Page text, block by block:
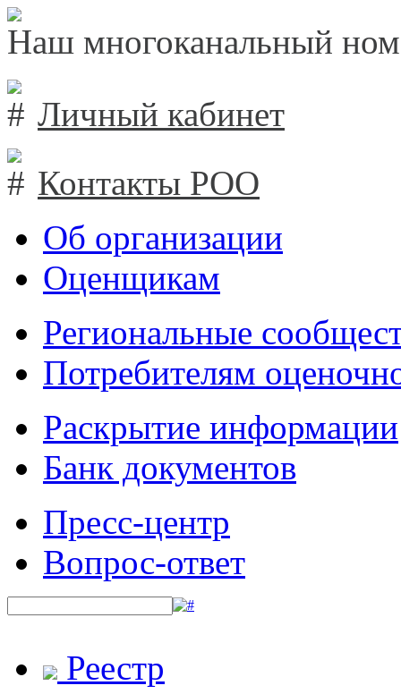
Наш многоканальный
Личный кабинет
Контакты РОО
Об организации
Оценщикам
Региональные
Потребителям
Раскрытие информации
Банк документов
Пресс-центр
Вопрос-ответ
Реестр